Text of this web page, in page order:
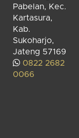
Pabelan, Kec.
Kartasura,
Kab.
Sukoharjo,
Jateng 57169
0822 2682
0066